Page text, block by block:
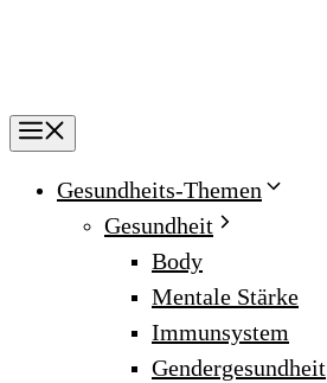
Gesundheits-Themen
Gesundheit
Body
Mentale Stärke
Immunsystem
Gendergesundheit